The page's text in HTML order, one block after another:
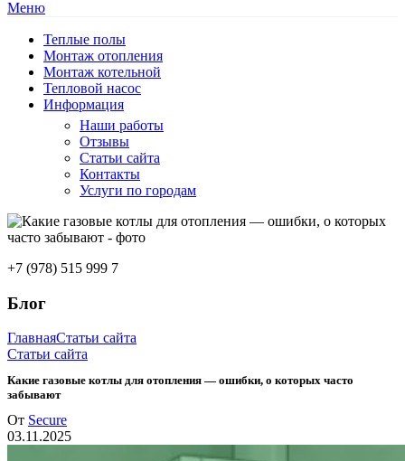
Меню
Теплые полы
Монтаж отопления
Монтаж котельной
Тепловой насос
Информация
Наши работы
Отзывы
Статьи сайта
Контакты
Услуги по городам
+7 (978) 515 999 7
Блог
ГлавнаяСтатьи сайта
Статьи сайта
Какие газовые котлы для отопления — ошибки, о которых часто
забывают
От Secure
03.11.2025